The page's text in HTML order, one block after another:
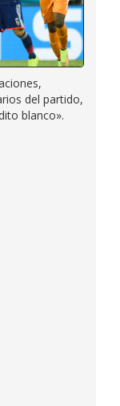
del partido,
blanco».